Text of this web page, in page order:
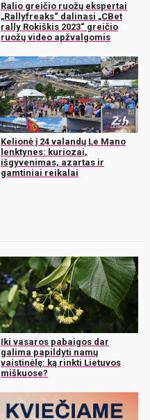
Ralio greičio ruožų ekspertai
„Rallyfreaks“ dalinasi „CBet
rally Rokiškis 2023“ greičio
ruožų video apžvalgomis
Kelionė į 24 valandų Le Mano
lenktynes: kuriozai,
išgyvenimas, azartas ir
gamtiniai reikalai
Iki vasaros pabaigos dar
galima papildyti namų
vaistinėlę: ką rinkti Lietuvos
miškuose?